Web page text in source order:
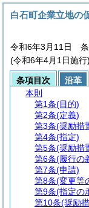
白石町企業立地の
令和6年3月11日
(令和6年4月1日施行)
条項目次
沿革
本則
第1条(目的)
第2条(定義)
第3条(奨励措
第4条(指定)
第5条(奨励措
第6条(履行の
第7条(申請)
第8条(変更等
第9条(指定の
第10条(奨励